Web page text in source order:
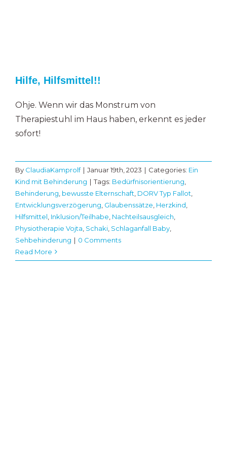
Hilfe, Hilfsmittel!!
Ohje. Wenn wir das Monstrum von
Therapiestuhl im Haus haben, erkennt es jeder
sofort!
By ClaudiaKamprolf | Januar 19th, 2023 | Categories: Ein
Kind mit Behinderung | Tags: Bedürfnisorientierung,
Behinderung, bewusste Elternschaft, DORV Typ Fallot,
Entwicklungsverzögerung, Glaubenssätze, Herzkind,
Hilfsmittel, Inklusion/Teilhabe, Nachteilsausgleich,
Physiotherapie Vojta, Schaki, Schlaganfall Baby,
Sehbehinderung | 0 Comments
Read More